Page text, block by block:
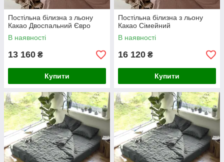
Постільна білизна з льону
Какао Двоспальний Євро
В наявності
13 160 ₴
Купити
Постільна білизна з льону
Какао Сімейний
В наявності
16 120 ₴
Купити